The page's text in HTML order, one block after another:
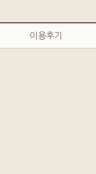
이용후기